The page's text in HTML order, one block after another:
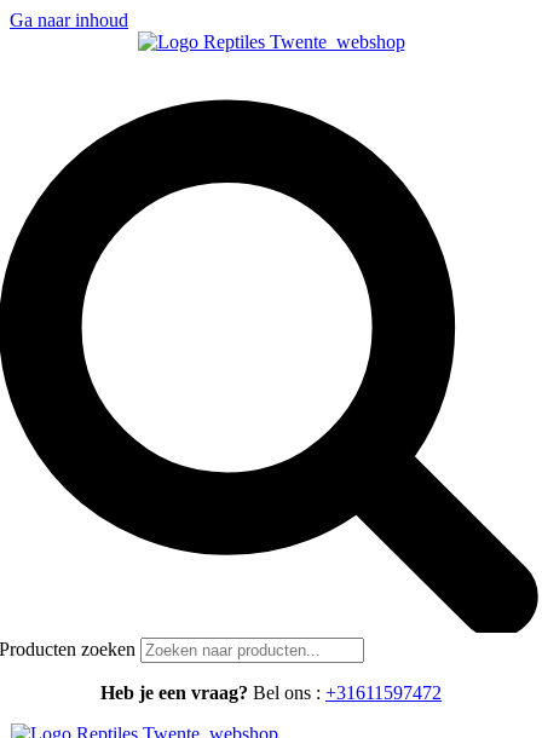
Ga naar inhoud
Producten zoeken
Heb je een vraag? Bel ons : +31611597472